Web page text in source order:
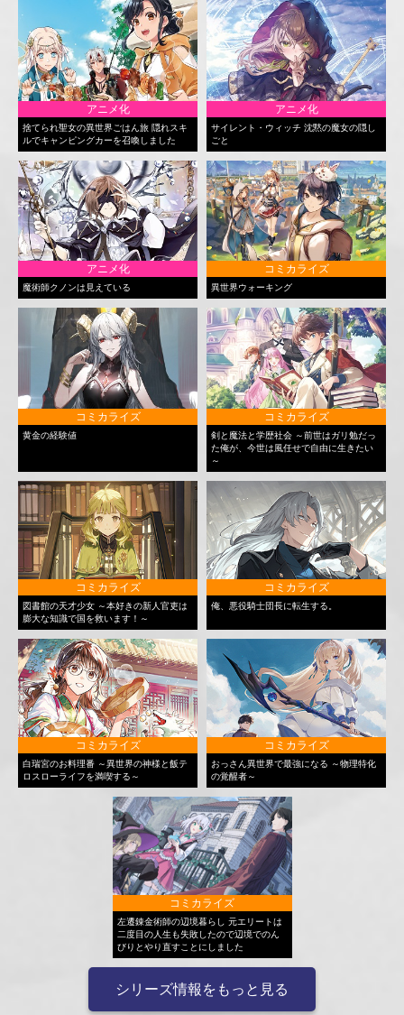
アニメ化
捨てられ聖女の異世界ごはん旅 隠れスキ
ルでキャンピングカーを召喚しました
アニメ化
サイレント・ウィッチ 沈黙の魔女の隠し
ごと
アニメ化
魔術師クノンは見えている
コミカライズ
異世界ウォーキング
コミカライズ
黄金の経験値
コミカライズ
剣と魔法と学歴社会 ～前世はガリ勉だっ
た俺が、今世は風任せで自由に生きたい
～
コミカライズ
図書館の天才少女 ～本好きの新人官吏は
膨大な知識で国を救います！～
コミカライズ
俺、悪役騎士団長に転生する。
コミカライズ
白瑞宮のお料理番 ～異世界の神様と飯テ
ロスローライフを満喫する～
コミカライズ
おっさん異世界で最強になる ～物理特化
の覚醒者～
コミカライズ
左遷錬金術師の辺境暮らし 元エリートは
二度目の人生も失敗したので辺境でのん
びりとやり直すことにしました
シリーズ情報をもっと見る